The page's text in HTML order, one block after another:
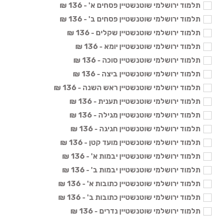
תלמוד ירושלמי שוטנשטיין פסחים א' - 136 ₪
תלמוד ירושלמי שוטנשטיין פסחים ב' - 136 ₪
תלמוד ירושלמי שוטנשטיין שקלים - 136 ₪
תלמוד ירושלמי שוטנשטיין יומא - 136 ₪
תלמוד ירושלמי שוטנשטיין סוכה - 136 ₪
תלמוד ירושלמי שוטנשטיין ביצה - 136 ₪
תלמוד ירושלמי שוטנשטיין ראש השנה - 136 ₪
תלמוד ירושלמי שוטנשטיין תענית - 136 ₪
תלמוד ירושלמי שוטנשטיין מגילה - 136 ₪
תלמוד ירושלמי שוטנשטיין חגיגה - 136 ₪
תלמוד ירושלמי שוטנשטיין מועד קטן - 136 ₪
תלמוד ירושלמי שוטנשטיין יבמות א' - 136 ₪
תלמוד ירושלמי שוטנשטיין יבמות ב' - 136 ₪
תלמוד ירושלמי שוטנשטיין כתובות א' - 136 ₪
תלמוד ירושלמי שוטנשטיין כתובות ב' - 136 ₪
תלמוד ירושלמי שוטנשטיין נדרים - 136 ₪